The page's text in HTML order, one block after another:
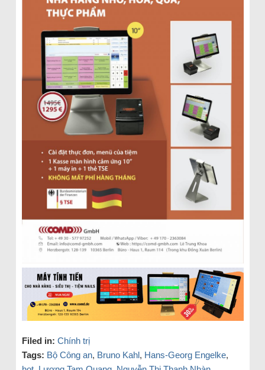
Filed in: Chính trị
Tags: Bộ Công an, Bruno Kahl, Hans-Georg Engelke,